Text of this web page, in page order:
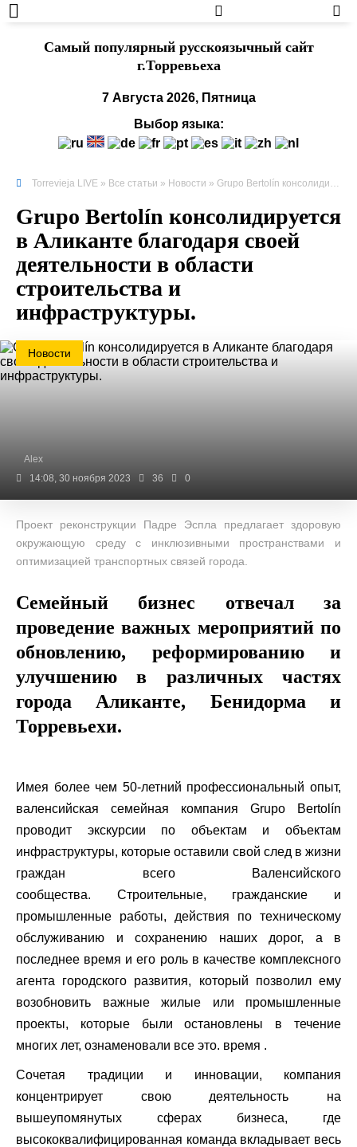
Cамый популярный русскоязычный сайт
г.Торревьеха
7 Августа 2026, Пятница
Выбор языка:
Torrevieja LIVE » Все статьи » Новости » Grupo Bertolín консолидируется в Аликанте благодаря своей деятельности в области строительства и инфраструктуры.
Grupo Bertolín консолидируется
в Аликанте благодаря своей
деятельности в области
строительства и
инфраструктуры.
Новости
Alex
14:08, 30 ноября 2023
36 0
Проект реконструкции Падре Эспла предлагает здоровую
окружающую среду с инклюзивными пространствами и
оптимизацией транспортных связей города.
Семейный бизнес отвечал за
проведение важных мероприятий по
обновлению, реформированию и
улучшению в различных частях
города Аликанте, Бенидорма и
Торревьехи.
Имея более чем 50-летний профессиональный опыт,
валенсийская семейная компания Grupo Bertolín
проводит экскурсии по объектам и объектам
инфраструктуры, которые оставили свой след в жизни
граждан всего Валенсийского
сообщества. Строительные, гражданские и
промышленные работы, действия по техническому
обслуживанию и сохранению наших дорог, а в
последнее время и его роль в качестве комплексного
агента городского развития, который позволил ему
возобновить важные жилые или промышленные
проекты, которые были остановлены в течение
многих лет, ознаменовали все это. время .
Сочетая традиции и инновации, компания
концентрирует свою деятельность на
вышеупомянутых сферах бизнеса, где
высококвалифицированная команда вкладывает весь